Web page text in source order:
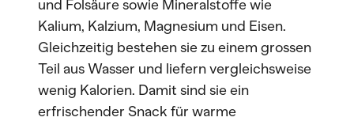
und Folsäure sowie Mineralstoffe wie
Kalium, Kalzium, Magnesium und Eisen.
Gleichzeitig bestehen sie zu einem grossen
Teil aus Wasser und liefern vergleichsweise
wenig Kalorien. Damit sind sie ein
erfrischender Snack für warme